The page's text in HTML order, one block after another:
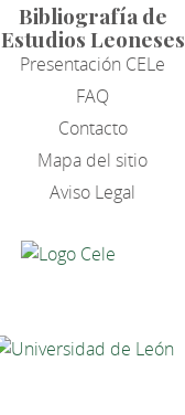
Bibliografía de
Estudios Leoneses
Presentación CELe
FAQ
Contacto
Mapa del sitio
Aviso Legal